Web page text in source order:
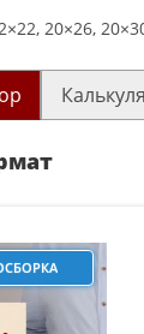
20×26,